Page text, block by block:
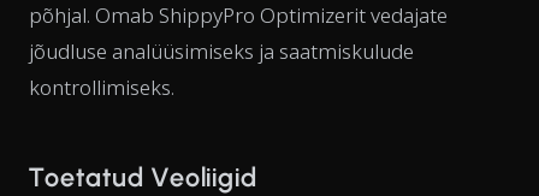
põhjal. Omab ShippyPro Optimizerit vedajate
jõudluse analüüsimiseks ja saatmiskulude
kontrollimiseks.
Toetatud Veoliigid